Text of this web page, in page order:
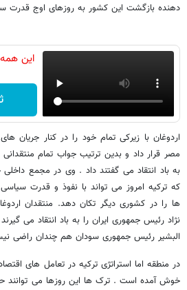
دهنده بازگشت این کشور به روزهای اوج قدرت
این همه
اردوغان با زیرکی تمام خود را در کنار جریان
مصر قرار داد و بدین ترتیب جواب تمام
به باد انتقاد می گفتند داد . وی در مجمع
که ترکیه امروز می تواند با نفوذ و قدرت
ها را در کشوری دیگر تکان دهد. منتقدان
نژاد رئیس جمهوری ایران را به باد انتقاد می
البشیر رئیس جمهوری سودان هم چندان راضی
در منطقه اما استراتژی ترکیه در تعامل های
خوش آمده است . ترک ها این روزها می